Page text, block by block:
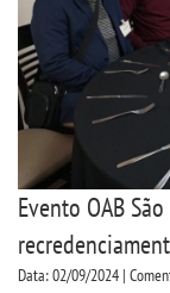
Evento OAB
Data: 02/09/2024 |